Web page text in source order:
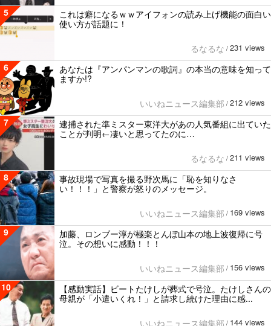
5
これは癖になるｗｗアイフォンの読み上げ機能の面白い
使い方が話題に！
るなるな / 231 views
6
あなたは『アンパンマンの歌詞』の本当の意味を知って
ますか!?
いいねニュース編集部 / 212 views
7
逮捕された準ミスター東洋大があの人気番組に出ていた
ことが判明←凄いと思ってたのに…
るなるな / 211 views
8
事故現場で写真を撮る野次馬に「恥を知りなさ
い！！！」と警察が怒りのメッセージ。
いいねニュース編集部 / 169 views
9
加藤、ロンブー淳が極楽とんぼ山本の地上波復帰に号
泣。その想いに感動！！！
いいねニュース編集部 / 156 views
10
【感動実話】ビートたけしが葬式で号泣。たけしさんの
母親が「小遣いくれ！」と請求し続けた理由に感...
いいねニュース編集部 / 144 views